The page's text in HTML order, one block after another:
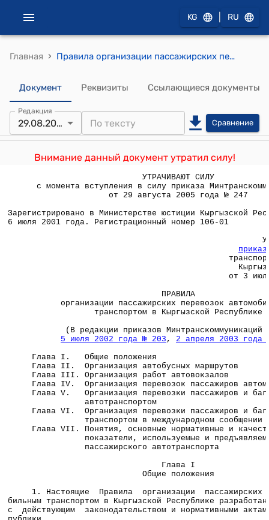
KG RU
Главная › Правила организации пассажирских перевозок автомобильным транспортом в Кыргызской Республике ( Утверждены приказом Министерства транспорта и коммуникаций Кыргызской Республики от 3 июля 2001 года N 204)
Документ Реквизиты Ссылающиеся документы
Редакция
29.08.2005 Сравнение
Внимание данный документ утратил силу!